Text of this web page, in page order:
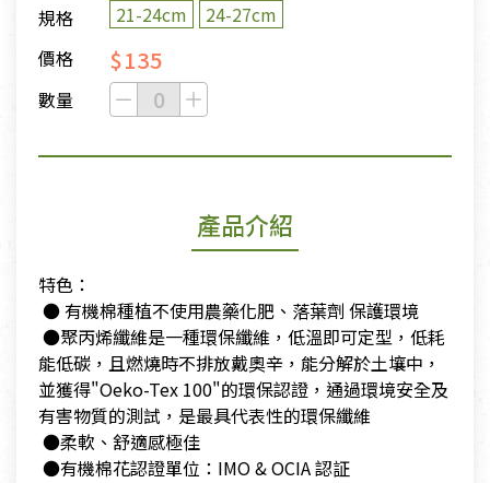
規格
21-24cm
24-27cm
價格
$135
數量
產品介紹
特色：
​ ● 有機棉種植不使用農藥化肥、落葉劑 保護環境
​ ●聚丙烯纖維是一種環保纖維，低溫即可定型，低耗
能低碳，且燃燒時不排放戴奧辛，能分解於土壤中，
並獲得"Oeko-Tex 100"的環保認證，通過環境安全及
有害物質的測試，是最具代表性的環保纖維
​ ●柔軟、舒適感極佳
​ ●有機棉花認證單位：IMO & OCIA 認証